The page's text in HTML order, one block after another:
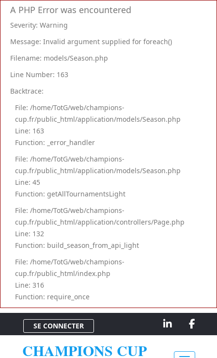
A PHP Error was encountered
Severity: Warning
Message: Invalid argument supplied for foreach()
Filename: models/Season.php
Line Number: 163
Backtrace:
File: /home/TotG/web/champions-
cup.fr/public_html/application/models/Season.php
Line: 163
Function: _error_handler
File: /home/TotG/web/champions-
cup.fr/public_html/application/models/Season.php
Line: 45
Function: getAllTournamentsLight
File: /home/TotG/web/champions-
cup.fr/public_html/application/controllers/Page.php
Line: 132
Function: build_season_from_api_light
File: /home/TotG/web/champions-
cup.fr/public_html/index.php
Line: 316
Function: require_once
SE CONNECTER
CHAMPIONS CUP